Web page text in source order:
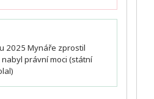
2025 Mynáře zprostil
právní moci (státní